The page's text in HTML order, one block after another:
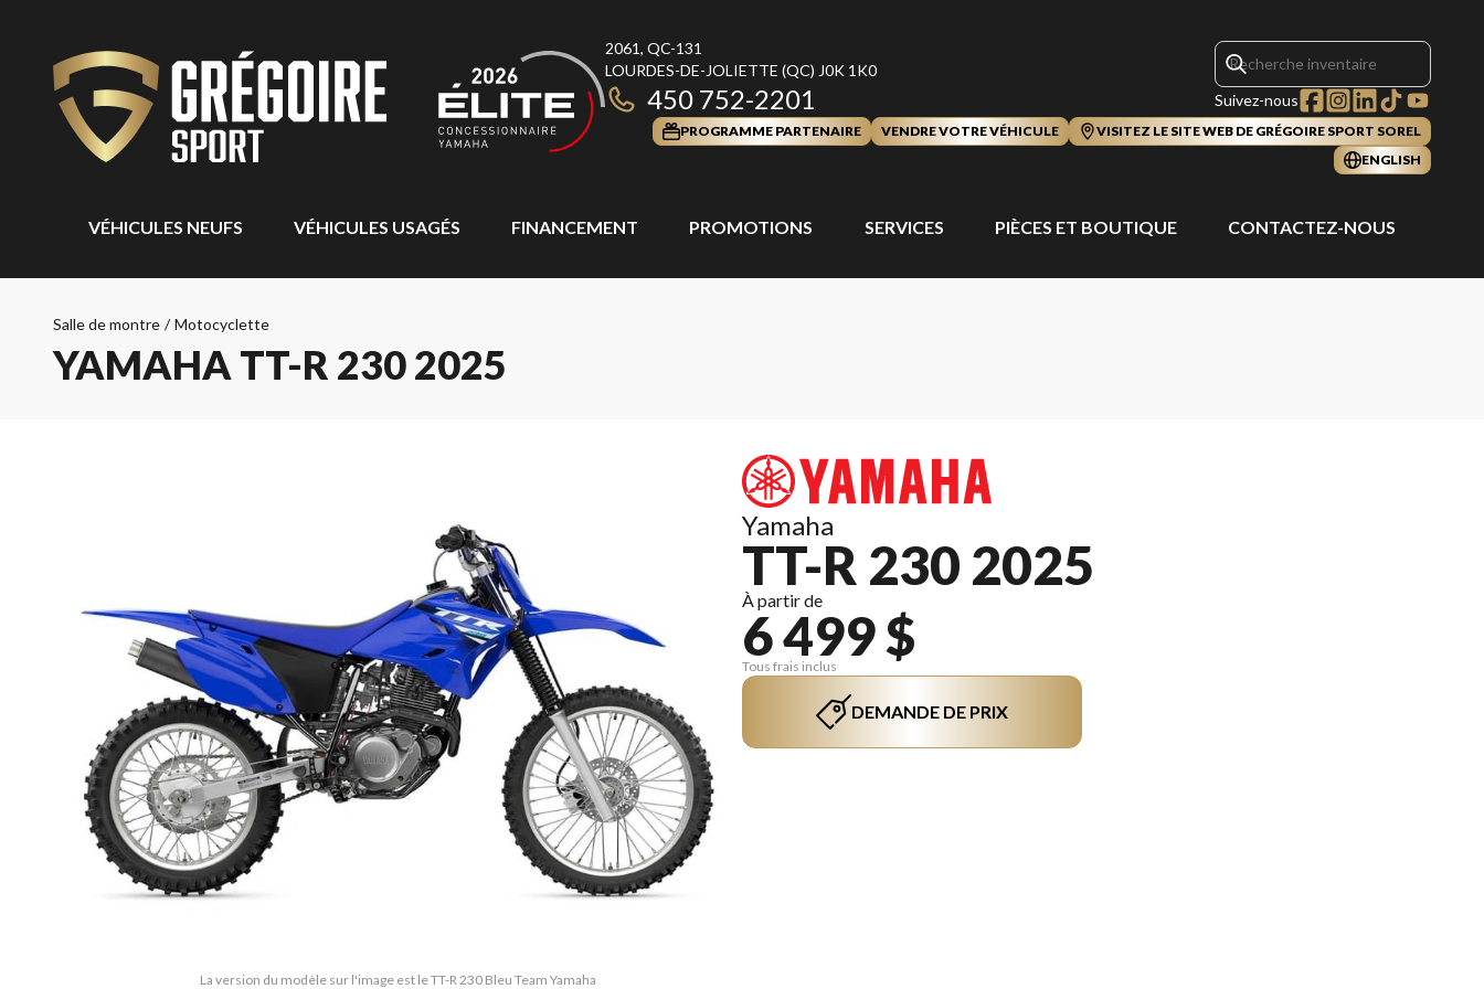
2061, QC-131
LOURDES-DE-JOLIETTE (QC) J0K 1K0
450 752-2201 Suivez-nous
PROGRAMME PARTENAIRE VENDRE VOTRE VÉHICULE
VISITEZ LE SITE WEB DE GRÉGOIRE SPORT SOREL
ENGLISH
VÉHICULES NEUFS VÉHICULES USAGÉS FINANCEMENT PROMOTIONS SERVICES PIÈCES ET BOUTIQUE CONTACTEZ-NOUS
Salle de montre / Motocyclette
YAMAHA TT-R 230 2025
La version du modèle sur l'image est le TT-R 230 Bleu Team Yamaha
Yamaha
TT-R 230 2025
À partir de
6 499 $
Tous frais inclus
DEMANDE DE PRIX